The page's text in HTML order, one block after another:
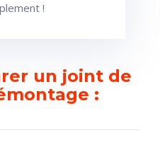
!
un joint de
: